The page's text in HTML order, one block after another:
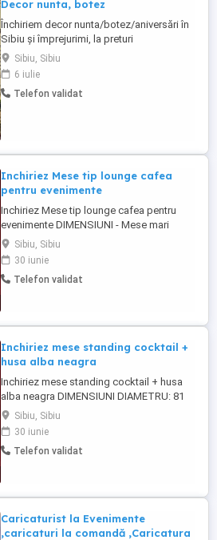
Decor nunta, botez
Închiriem decor nunta/botez/aniversări în
Sibiu și împrejurimi, la preturi
avantajoase.. Vă punem la dispoziție: -
Aranjamente florale pentru masa
invitaților; - Prezidiu masa mirilor -
Photocorner - Arcadă florală pentru
Sibiu, Sibiu
6 iulie
Telefon validat
Inchiriez Mese tip lounge cafea
pentru evenimente
Inchiriez Mese tip lounge cafea pentru
evenimente DIMENSIUNI - Mese mari
LATIME: 55 cm LUNGIME: 90 CM
INALTIME: 45 cm Stoc: 38 buc.
DIMENSIUNI - Mese mici LATIME: 55 cm
LUNGIME: 55 CM INALTIME: 45 cm Stoc:
Lounge - ...
Sibiu, Sibiu
30 iunie
Telefon validat
Inchiriez mese standing cocktail +
husa alba neagra
Inchiriez mese standing cocktail + husa
alba neagra DIMENSIUNI DIAMETRU: 81
cm INALTIME: 135 cm De asemenea,
oferim logistica de evenimente: -
Canapele 2 & 3 locuri tip Lounge - Mese
cafea - Mese Standing Cocktail - Bar
Ustensile ...
Sibiu, Sibiu
30 iunie
Telefon validat
Caricaturist la Evenimente
,caricaturi la comandă ,Caricatura